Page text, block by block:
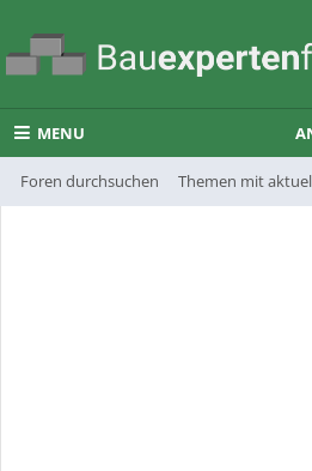
MENU
Foren durchsuchen Themen mit